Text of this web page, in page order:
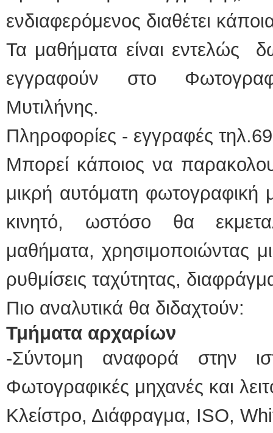
ενδιαφερόμενος διαθέτει
Τα μαθήματα είναι εντελώς
εγγραφούν στο
Μυτιλήνης.
Πληροφορίες - εγγραφές
Μπορεί κάποιος να
μικρή αυτόματη
κινητό, ωστόσο θα
μαθήματα, χρησιμοποιώντας
ρυθμίσεις ταχύτητας,
Πιο αναλυτικά θα διδαχτούν:
Τμήματα αρχαρίων
-Σύντομη αναφορά στην
Φωτογραφικές μηχανές και
Κλείστρο, Διάφραγμα, ISO,